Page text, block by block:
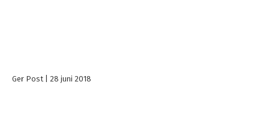
Ger Post 28 juni 2018